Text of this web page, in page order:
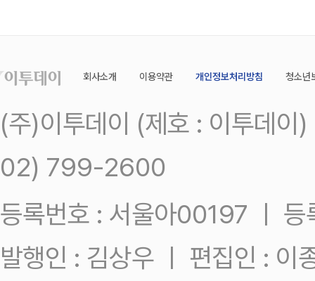
회사소개 이용약관 개인정보처리방침 청소년
(주)이투데이 (제호 : 이투데
02) 799-2600
등록번호 : 서울아00197 ㅣ
발행인 : 김상우 ㅣ 편집인 : 이